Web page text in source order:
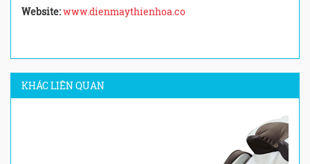
Website:www.dienmaythienhoa.co
KHÁC LIÊN QUAN